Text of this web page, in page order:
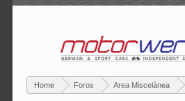
Home Foros Area Miscelánea